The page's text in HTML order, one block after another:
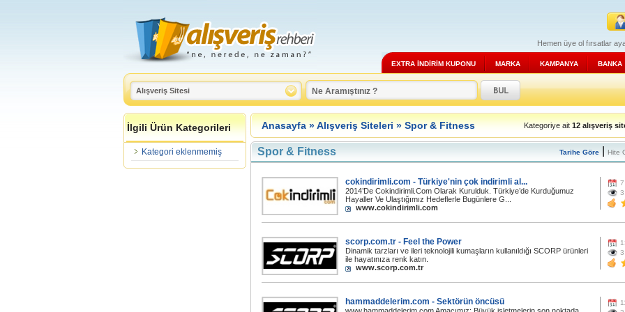
Hemen üye ol fırsatlar
EXTRA İNDİRİM KUPONU MARKA KAMPANYA BANKA
İlgili Ürün Kategorileri
Kategori eklenmemiş
Anasayfa»Alışveriş Siteleri»Spor & Fitness Kategoriye ait 12 alışveriş
Spor & Fitness Tarihe Göre Hite
cokindirimli.com - Türkiye'nin çok indirimli al...
2014’De Cokindirimli.Com Olarak Kurulduk. Türkiye’de Kurduğumuz
Hayaller Ve Ulaştığımız Hedeflerle Bugünlere G...
www.cokindirimli.com
scorp.com.tr - Feel the Power
Dinamik tarzları ve ileri teknolojili kumaşların kullanıldığı SCORP ürünleri
ile hayatınıza renk katın.
www.scorp.com.tr
hammaddelerim.com - Sektörün öncüsü